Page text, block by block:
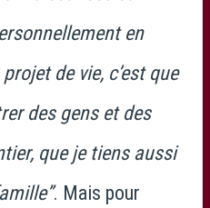
en
de vie, c’est que
des gens et des
que je tiens aussi
. Mais pour